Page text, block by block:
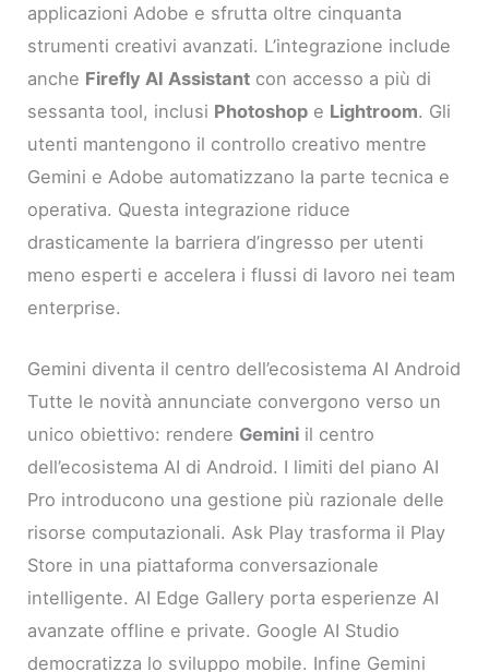
applicazioni Adobe e sfrutta oltre cinquanta
strumenti creativi avanzati. L’integrazione include
anche Firefly AI Assistant con accesso a più di
sessanta tool, inclusi Photoshop e Lightroom. Gli
utenti mantengono il controllo creativo mentre
Gemini e Adobe automatizzano la parte tecnica e
operativa. Questa integrazione riduce
drasticamente la barriera d’ingresso per utenti
meno esperti e accelera i flussi di lavoro nei team
enterprise.
Gemini diventa il centro dell’ecosistema AI Android
Tutte le novità annunciate convergono verso un
unico obiettivo: rendere Gemini il centro
dell’ecosistema AI di Android. I limiti del piano AI
Pro introducono una gestione più razionale delle
risorse computazionali. Ask Play trasforma il Play
Store in una piattaforma conversazionale
intelligente. AI Edge Gallery porta esperienze AI
avanzate offline e private. Google AI Studio
democratizza lo sviluppo mobile. Infine Gemini